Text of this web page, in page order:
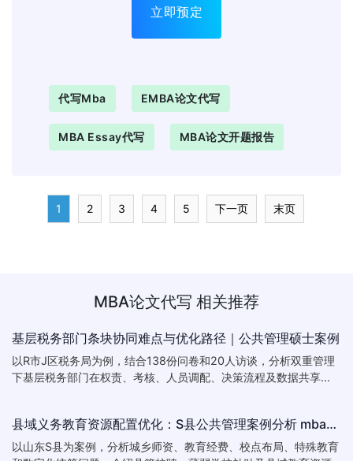
立即预定
代写mba EMBA论文代写
MBA Essay代写 MBA论文开题报告
1 2 3 4 5 下一页 末页
MBA论文代写 相关推荐
基层税务部门条块协同难点与优化路径｜公共管理硕士案例
以R市J区税务局为例，结合138份问卷和20人访谈，分析双重管理
下基层税务部门在权责、考核、人员调配、决策流程及数据共享...
县域义务教育资源配置优化：S县公共管理案例分析 mba论文
以山东S县为案例，分析城乡师资、教育经费、校点布局、特殊教育